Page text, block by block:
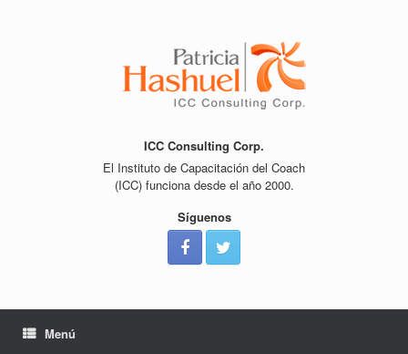
ICC Consulting Corp.
El Instituto de Capacitación del Coach
(ICC) funciona desde el año 2000.
Síguenos
Menú